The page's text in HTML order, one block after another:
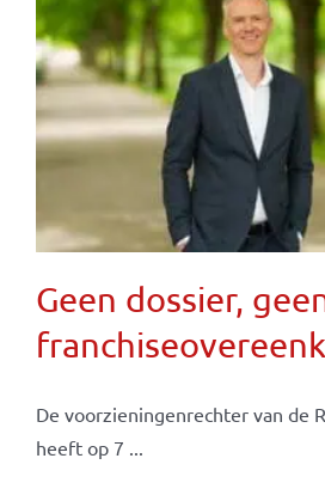
Geen dossier,
De voorzieningenrechter van de
heeft op 7 ...